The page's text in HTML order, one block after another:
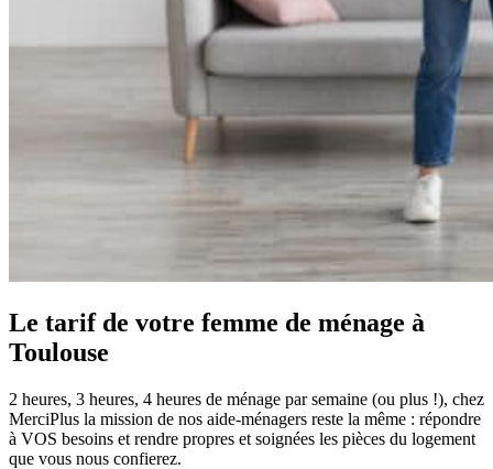
Le tarif de votre femme de ménage à
Toulouse
2 heures, 3 heures, 4 heures de ménage par semaine (ou plus !), chez
MerciPlus la mission de nos aide-ménagers reste la même : répondre
à VOS besoins et rendre propres et soignées les pièces du logement
que vous nous confierez.